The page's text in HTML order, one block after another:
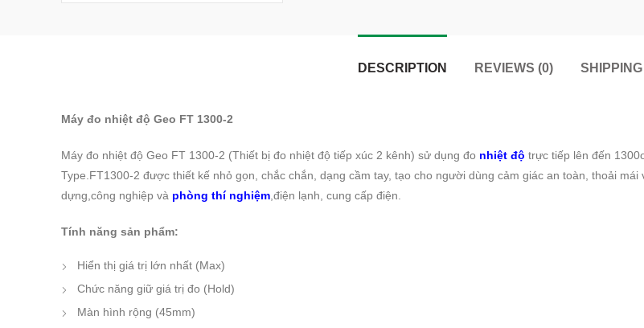
DESCRIPTION REVIEWS (0)
Máy đo nhiệt độ Geo FT 1300-2
Máy đo nhiệt độ Geo FT 1300-2 (Thiết bị đo nhiệt độ tiếp xúc 2 kênh) sử dụng đo nhiệt độ trực tiếp lên đến
Type.FT1300-2 được thiết kế nhỏ gọn, chắc chắn, dạng cầm tay, tạo cho người dùng cảm giác an toàn, thoải
dựng,công nghiệp và phòng thí nghiệm ,điện lạnh, cung cấp điện.
Tính năng sản phẩm:
Hiển thị giá trị lớn nhất (Max)
Chức năng giữ giá trị đo (Hold)
Màn hình rộng (45mm)